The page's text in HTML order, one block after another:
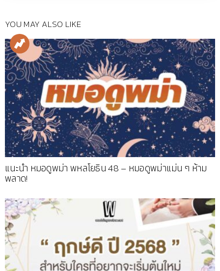
YOU MAY ALSO LIKE
แนะนำ หมอดูพม่า พหลโยธิน 48 – หมอดูพม่าแม่น ๆ ห้าม
พลาด!